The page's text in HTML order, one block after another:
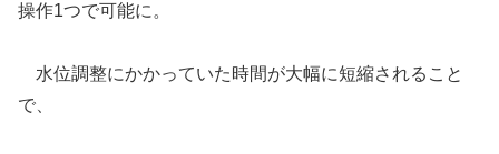
操作1つで可能に。
水位調整にかかっていた時間が大幅に短縮されること
で、